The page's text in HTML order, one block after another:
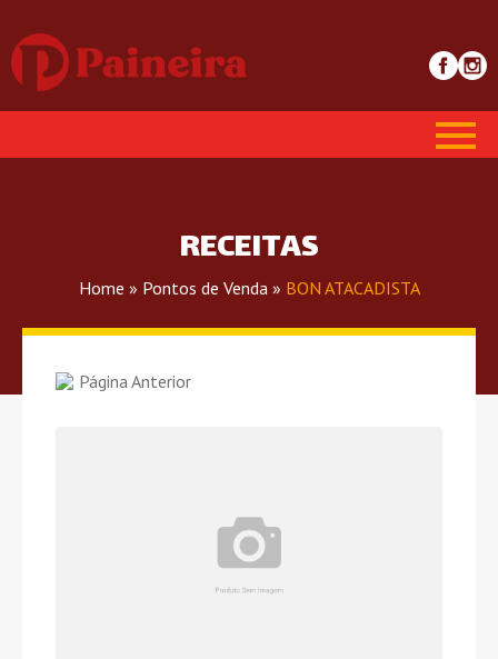
RECEITAS
Home » Pontos de Venda » BON ATACADISTA
Página Anterior